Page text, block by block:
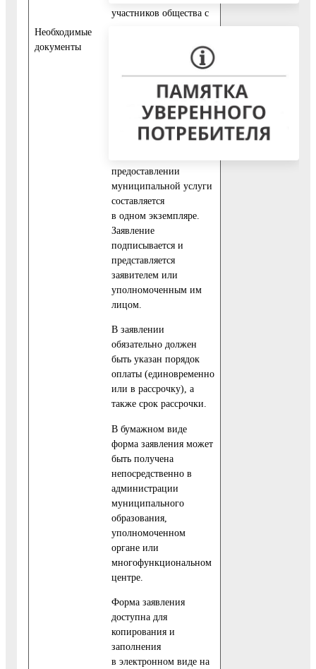
Необходимые
документы
участников общества с
участников общества и
уставном капитале (для
ограниченной
ответственностью).
предоставлении
муниципальной услуги
составляется
в одном экземпляре.
Заявление
подписывается и
представляется
заявителем или
уполномоченным им
лицом.
В заявлении
обязательно должен
быть указан порядок
оплаты (единовременно
или в рассрочку), а
также срок рассрочки.
В бумажном виде
форма заявления может
быть получена
непосредственно в
администрации
муниципального
образования,
уполномоченном
органе или
многофункциональном
центре.
Форма заявления
доступна для
копирования и
заполнения
в электронном виде на